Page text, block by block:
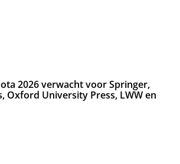
2026 verwacht voor Springer,
Oxford University Press, LWW en